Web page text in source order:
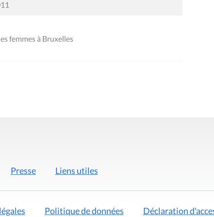
femmes à Bruxelles
Presse Liens utiles
Politique de données Déclaration